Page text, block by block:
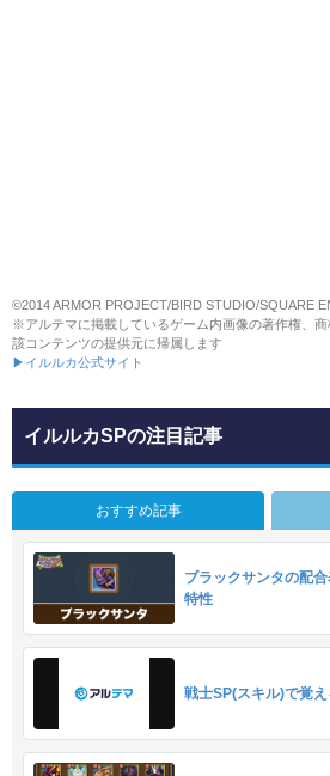
©2014 ARMOR PROJECT/BIRD STUDIO/SQUARE
※アルテマに掲載しているゲーム内画像の著作権、
該コンテンツの提供元に帰属します
▶イルルカ公式サイト
イルルカSPの注目記事
おすすめ記事
ブラックサンタの配
特性
戦士SP(スキル)で覚